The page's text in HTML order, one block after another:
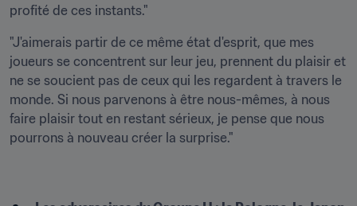
profité de ces instants."
"J'aimerais partir de ce même état d'esprit, que mes
joueurs se concentrent sur leur jeu, prennent du plaisir et
ne se soucient pas de ceux qui les regardent à travers le
monde. Si nous parvenons à être nous-mêmes, à nous
faire plaisir tout en restant sérieux, je pense que nous
pourrons à nouveau créer la surprise."